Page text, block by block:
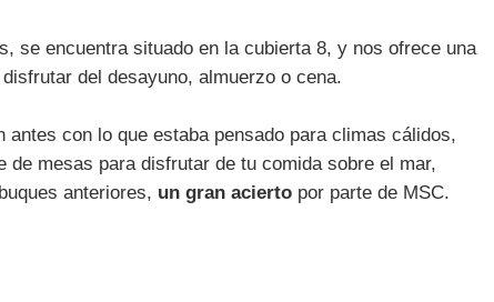
se encuentra situado en la cubierta 8, y nos ofrece una
del desayuno, almuerzo o cena.
con lo que estaba pensado para climas cálidos,
de mesas para disfrutar de tu comida sobre el mar,
anteriores, un gran acierto por parte de MSC.